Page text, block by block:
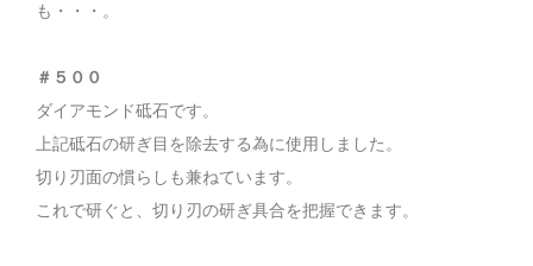
も・・・。
＃５００
ダイアモンド砥石です。
上記砥石の研ぎ目を除去する為に使用しました。
切り刃面の慣らしも兼ねています。
これで研ぐと、切り刃の研ぎ具合を把握できます。